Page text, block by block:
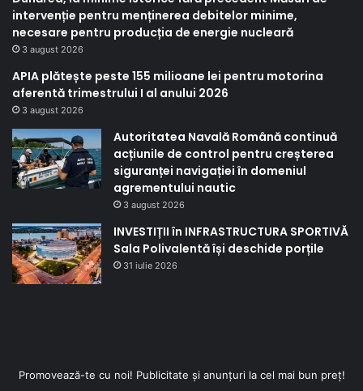
intervenție pentru menținerea debitelor minime,
necesare pentru producția de energie nucleară
3 august 2026
APIA plătește peste 155 milioane lei pentru motorina
aferentă trimestrului I al anului 2026
3 august 2026
Autoritatea Navală Română continuă
acțiunile de control pentru creșterea
siguranței navigației în domeniul
agrementului nautic
3 august 2026
INVESTIȚII în INFRASTRUCTURA SPORTIVĂ
Sala Polivalentă își deschide porțile
31 iulie 2026
Promovează-te cu noi! Publicitate și anunțuri la cel mai bun preț!